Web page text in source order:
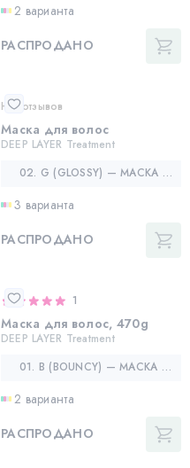
2 варианта
РАСПРОДАНО
Нет отзывов
Маска для волос
DEEP LAYER Treatment
02. G (GLOSSY) — МАСКА ДЛЯ ДЛЯ БЛЕСКА И ГЛАДКОСТИ ВОЛОС
3 варианта
РАСПРОДАНО
1
Маска для волос, 470g
DEEP LAYER Treatment
01. B (BOUNCY) — МАСКА ДЛЯ ОБЪЕМА И СИЛЫ ВОЛОС
2 варианта
РАСПРОДАНО